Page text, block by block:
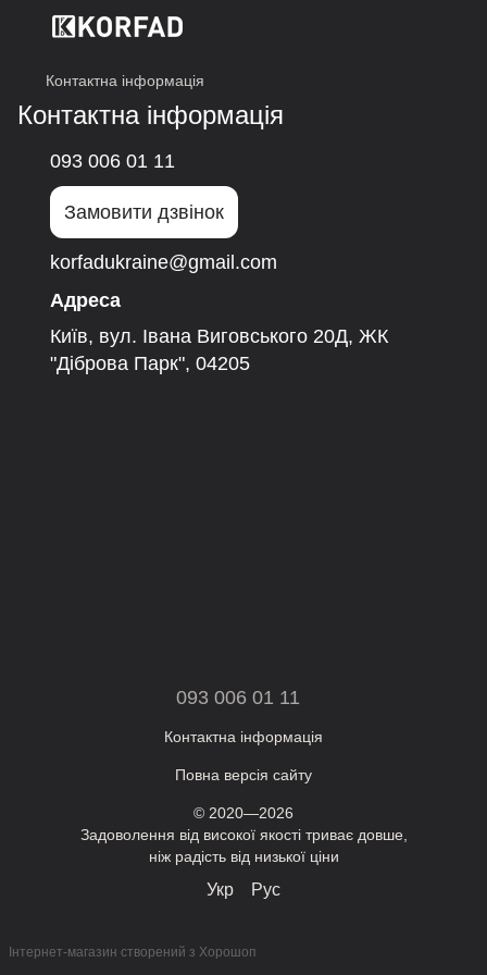
Контактна інформація
Контактна інформація
093 006 01 11
Замовити дзвінок
korfadukraine@gmail.com
Адреса
Київ, вул. Івана Виговського 20Д, ЖК
"Діброва Парк", 04205
093 006 01 11
Контактна інформація
Повна версія сайту
© 2020—2026
Задоволення від високої якості триває довше,
ніж радість від низької ціни
Укр Рус
Інтернет-магазин створений з Хорошоп